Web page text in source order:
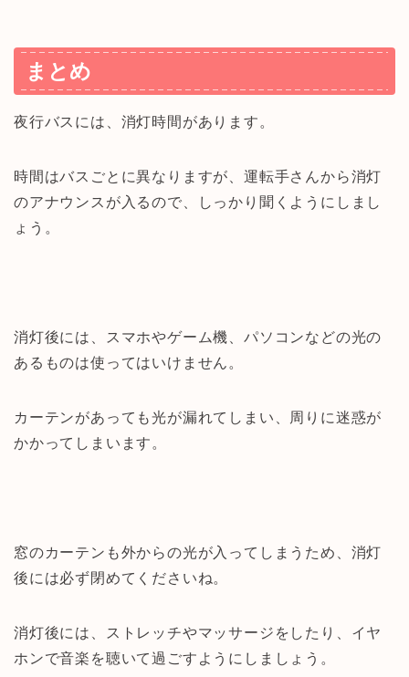
まとめ
夜行バスには、消灯時間があります。
時間はバスごとに異なりますが、運転手さんから消灯
のアナウンスが入るので、しっかり聞くようにしまし
ょう。
消灯後には、スマホやゲーム機、パソコンなどの光の
あるものは使ってはいけません。
カーテンがあっても光が漏れてしまい、周りに迷惑が
かかってしまいます。
窓のカーテンも外からの光が入ってしまうため、消灯
後には必ず閉めてくださいね。
消灯後には、ストレッチやマッサージをしたり、イヤ
ホンで音楽を聴いて過ごすようにしましょう。